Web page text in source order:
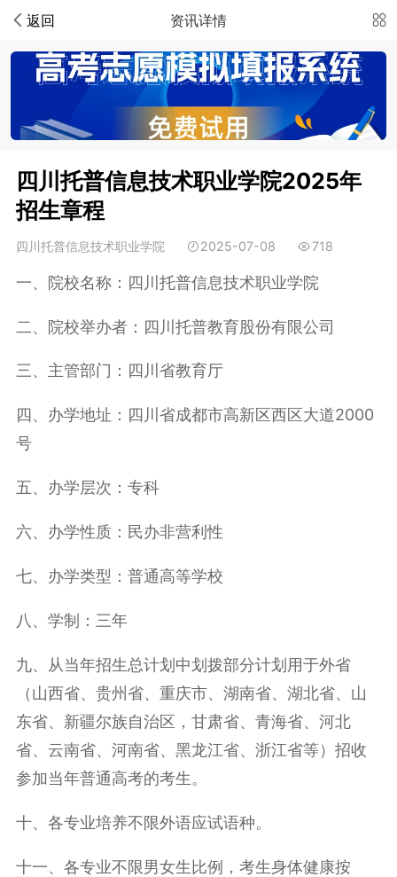
返回 资讯详情
四川托普信息技术职业学院2025年
招生章程
四川托普信息技术职业学院 2025-07-08 718
一、院校名称：四川托普信息技术职业学院
二、院校举办者：四川托普教育股份有限公司
三、主管部门：四川省教育厅
四、办学地址：四川省成都市高新区西区大道2000
号
五、办学层次：专科
六、办学性质：民办非营利性
七、办学类型：普通高等学校
八、学制：三年
九、从当年招生总计划中划拨部分计划用于外省
（山西省、贵州省、重庆市、湖南省、湖北省、山
东省、新疆尔族自治区，甘肃省、青海省、河北
省、云南省、河南省、黑龙江省、浙江省等）招收
参加当年普通高考的考生。
十、各专业培养不限外语应试语种。
十一、各专业不限男女生比例，考生身体健康按